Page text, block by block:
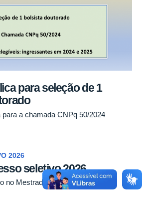
para seleção de 1
a chamada CNPq 50/2024
2026
seletivo 2026
no Mestrado e Doutorado 2026